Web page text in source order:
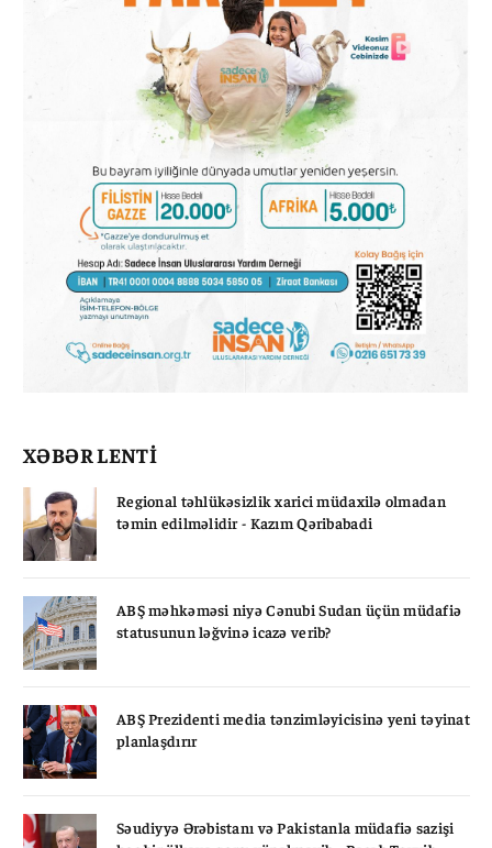
XƏBƏR LENTİ
Regional təhlükəsizlik xarici müdaxilə olmadan
təmin edilməlidir - Kazım Qəribabadi
ABŞ məhkəməsi niyə Cənubi Sudan üçün müdafiə
statusunun ləğvinə icazə verib?
ABŞ Prezidenti media tənzimləyicisinə yeni təyinat
planlaşdırır
Səudiyyə Ərəbistanı və Pakistanla müdafiə sazişi